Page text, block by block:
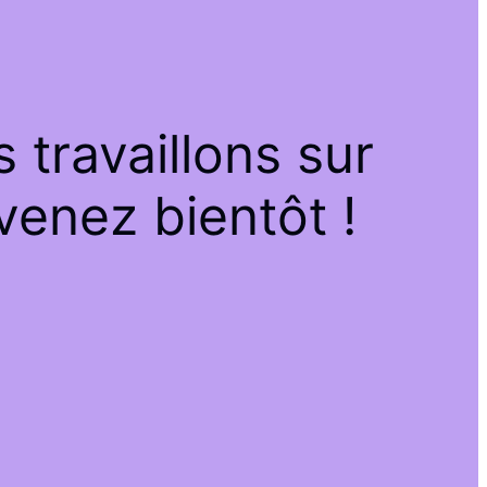
travaillons sur
bientôt !